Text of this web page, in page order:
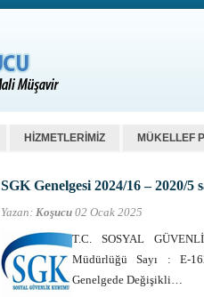
HİZMETLERİMİZ MÜKELLEF
SGK Genelgesi 2024/16 – 2020/5
Yazan: Koşucu 02 Ocak 2025
T.C. SOSYAL
Müdürlüğü Sayı : E-
Genelgede Değişikli…